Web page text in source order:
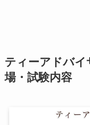
ティーアドバイ
場・試験内容